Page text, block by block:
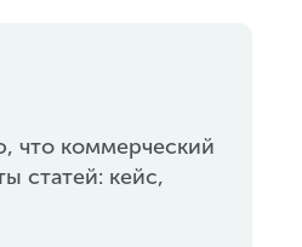
что коммерческий
статей: кейс,